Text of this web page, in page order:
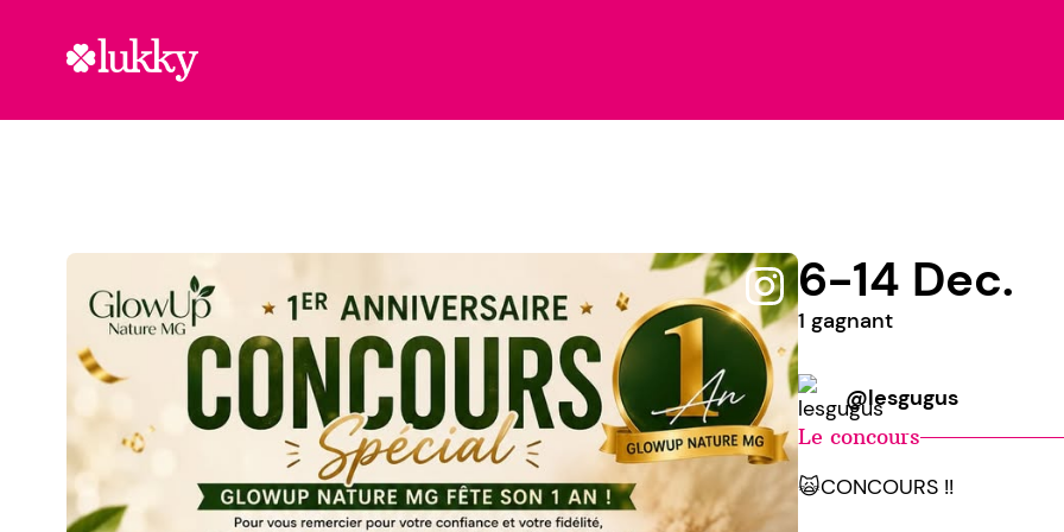
6-14 Dec.
1 gagnant
@lesgugus
Le concours
🙀CONCOURS !!